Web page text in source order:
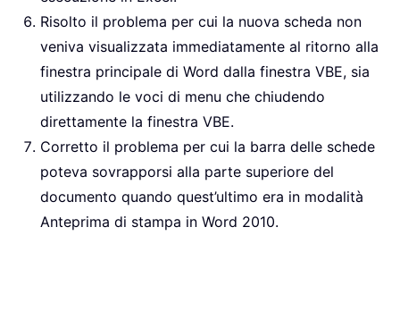
Risolto il problema per cui la nuova scheda non
veniva visualizzata immediatamente al ritorno alla
finestra principale di Word dalla finestra VBE, sia
utilizzando le voci di menu che chiudendo
direttamente la finestra VBE.
Corretto il problema per cui la barra delle schede
poteva sovrapporsi alla parte superiore del
documento quando quest’ultimo era in modalità
Anteprima di stampa in Word 2010.